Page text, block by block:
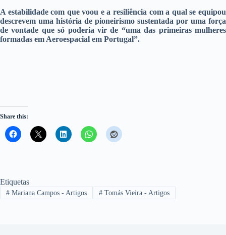
A estabilidade com que voou e a resiliência com a qual se equipou
descrevem uma história de pioneirismo sustentada por uma força
de vontade que só poderia vir de “uma das primeiras mulheres
formadas em Aeroespacial em Portugal”.
Share this:
Etiquetas
#Mariana Campos - Artigos #Tomás Vieira - Artigos